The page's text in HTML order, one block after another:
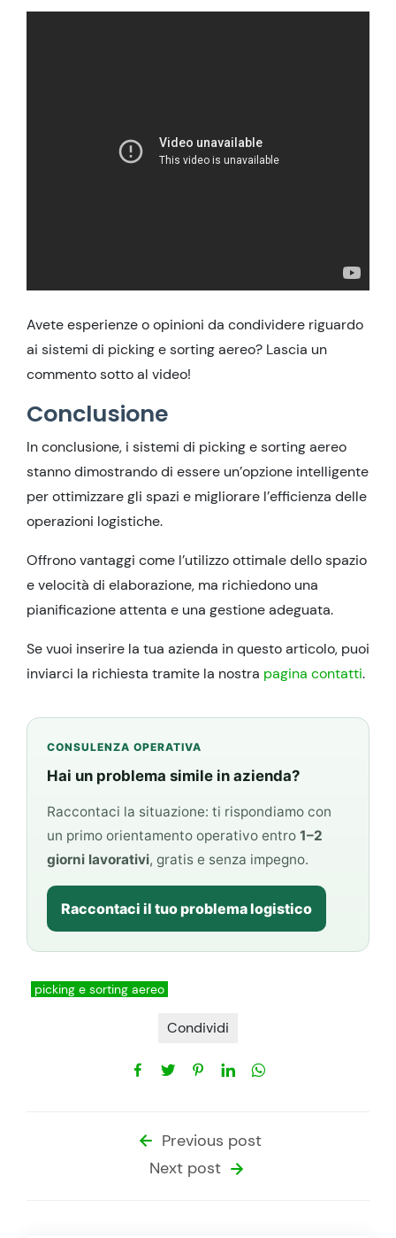
Avete esperienze o opinioni da condividere riguardo
ai sistemi di picking e sorting aereo? Lascia un
commento sotto al video!
Conclusione
In conclusione, i sistemi di picking e sorting aereo
stanno dimostrando di essere un’opzione intelligente
per ottimizzare gli spazi e migliorare l’efficienza delle
operazioni logistiche.
Offrono vantaggi come l’utilizzo ottimale dello spazio
e velocità di elaborazione, ma richiedono una
pianificazione attenta e una gestione adeguata.
Se vuoi inserire la tua azienda in questo articolo, puoi
inviarci la richiesta tramite la nostra pagina contatti.
CONSULENZA OPERATIVA
Hai un problema simile in azienda?
Raccontaci la situazione: ti rispondiamo con
un primo orientamento operativo entro1–2
giorni lavorativi, gratis e senza impegno.
Raccontaci il tuo problema logistico
picking e sorting aereo
Condividi
Previous post
Next post